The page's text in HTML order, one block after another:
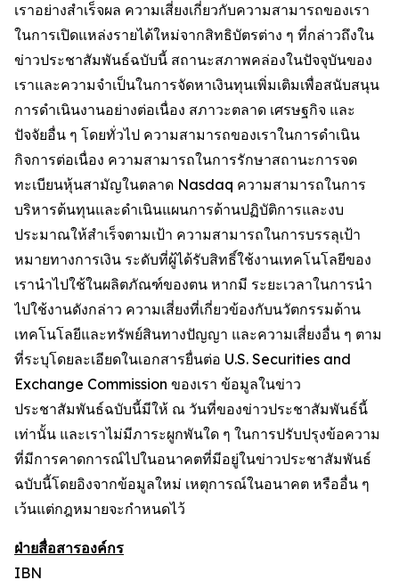
เราอย่างสำเร็จผล ความเสี่ยงเกี่ยวกับความสามารถของเรา
ในการเปิดแหล่งรายได้ใหม่จากสิทธิบัตรต่าง ๆ ที่กล่าวถึงใน
ข่าวประชาสัมพันธ์ฉบับนี้ สถานะสภาพคล่องในปัจจุบันของ
เราและความจำเป็นในการจัดหาเงินทุนเพิ่มเติมเพื่อสนับสนุน
การดำเนินงานอย่างต่อเนื่อง สภาวะตลาด เศรษฐกิจ และ
ปัจจัยอื่น ๆ โดยทั่วไป ความสามารถของเราในการดำเนิน
กิจการต่อเนื่อง ความสามารถในการรักษาสถานะการจด
ทะเบียนหุ้นสามัญในตลาด Nasdaq ความสามารถในการ
บริหารต้นทุนและดำเนินแผนการด้านปฏิบัติการและงบ
ประมาณให้สำเร็จตามเป้า ความสามารถในการบรรลุเป้า
หมายทางการเงิน ระดับที่ผู้ได้รับสิทธิ์ใช้งานเทคโนโลยีของ
เรานำไปใช้ในผลิตภัณฑ์ของตน หากมี ระยะเวลาในการนำ
ไปใช้งานดังกล่าว ความเสี่ยงที่เกี่ยวข้องกับนวัตกรรมด้าน
เทคโนโลยีและทรัพย์สินทางปัญญา และความเสี่ยงอื่น ๆ ตาม
ที่ระบุโดยละเอียดในเอกสารยื่นต่อ U.S. Securities and
Exchange Commission ของเรา ข้อมูลในข่าว
ประชาสัมพันธ์ฉบับนี้มีให้ ณ วันที่ของข่าวประชาสัมพันธ์นี้
เท่านั้น และเราไม่มีภาระผูกพันใด ๆ ในการปรับปรุงข้อความ
ที่มีการคาดการณ์ไปในอนาคตที่มีอยู่ในข่าวประชาสัมพันธ์
ฉบับนี้โดยอิงจากข้อมูลใหม่ เหตุการณ์ในอนาคต หรืออื่น ๆ
เว้นแต่กฎหมายจะกำหนดไว้
ฝ่ายสื่อสารองค์กร
IBN